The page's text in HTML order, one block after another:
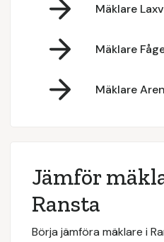
Mäklare
Mäklare
Mäklare
Jämför
Ransta
Börja jämföra mäklare i